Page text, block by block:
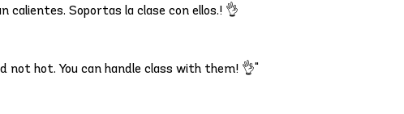
calientes. Soportas la clase con ellos.! 👌
not hot. You can handle class with them! 👌"